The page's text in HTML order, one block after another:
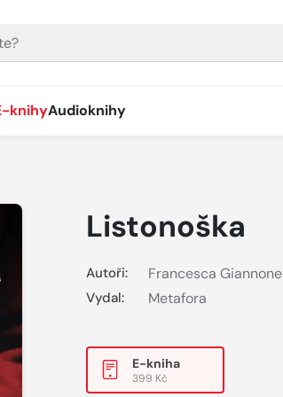
knihyAudioknihy
Listonoška
Autoři: Francesca Giannone
Vydal: Metafora
E-kniha
399 Kč